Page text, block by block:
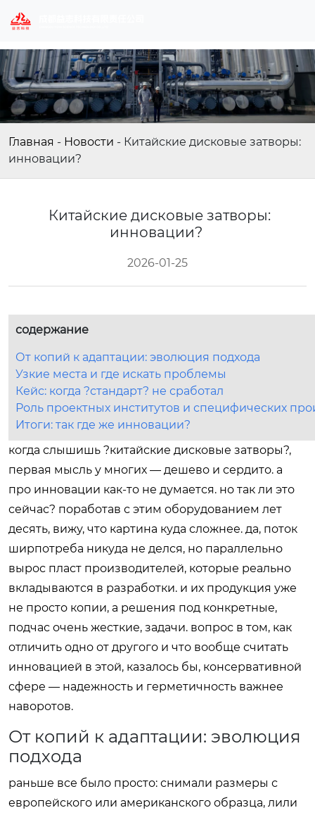
Главная - Новости - Китайские дисковые затворы:
инновации?
Китайские дисковые затворы:
инновации?
2026-01-25
содержание
От копий к адаптации: эволюция подхода
Узкие места и где искать проблемы
Кейс: когда ?стандарт? не сработал
Роль проектных институтов и специфических
Итоги: так где же инновации?
когда слышишь ?китайские дисковые затворы?,
первая мысль у многих — дешево и сердито. а
про инновации как-то не думается. но так ли это
сейчас? поработав с этим оборудованием лет
десять, вижу, что картина куда сложнее. да, поток
ширпотреба никуда не делся, но параллельно
вырос пласт производителей, которые реально
вкладываются в разработки. и их продукция уже
не просто копии, а решения под конкретные,
подчас очень жесткие, задачи. вопрос в том, как
отличить одно от другого и что вообще считать
инновацией в этой, казалось бы, консервативной
сфере — надежность и герметичность важнее
наворотов.
От копий к адаптации: эволюция
подхода
раньше все было просто: снимали размеры с
европейского или американского образца, лили